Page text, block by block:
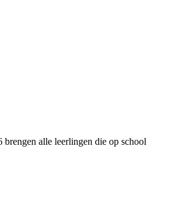
alle leerlingen die op school